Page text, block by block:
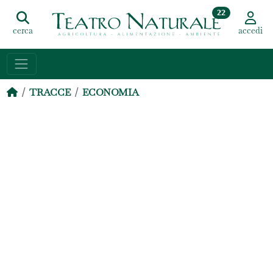
cerca
22
accedi
TRACCE ECONOMIA